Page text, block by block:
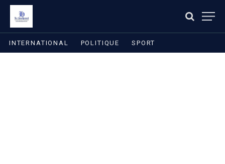
INTERNATIONAL POLITIQUE SPORT